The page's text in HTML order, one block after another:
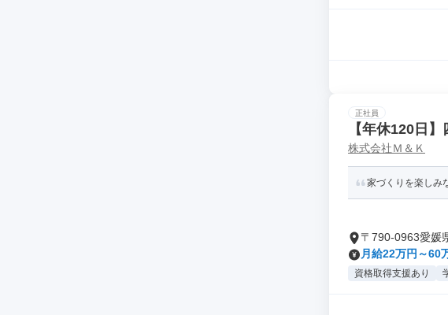
正社員
【年休120日
株式会社Ｍ＆Ｋ
家づくりを楽しみ
〒790-0963愛媛
月給22万円～60
資格取得支援あり